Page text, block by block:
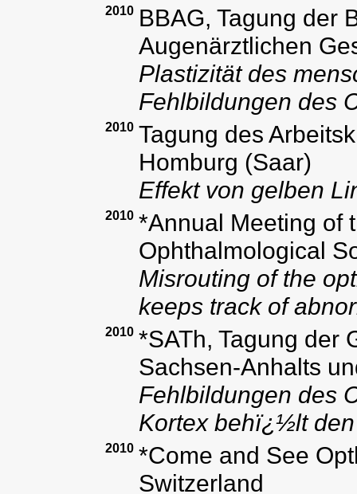
2010 BBAG, Tagung der
Augenärztlichen
Plastizität des
Fehlbildungen des
2010 Tagung des
Homburg (Saar)
Effekt von gelben
2010 *Annual Meeting of
Ophthalmological
Misrouting of the
keeps track of
2010 *SATh, Tagung der
Sachsen-Anhalts
Fehlbildungen des
Kortex behï¿½lt
2010 *Come and See
Switzerland